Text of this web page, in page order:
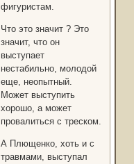
фигуристам.
Что это значит ? Это
значит, что он
выступает
нестабильно, молодой
еще, неопытный.
Может выступить
хорошо, а может
провалиться с треском.
А Плющенко, хоть и с
травмами, выступал